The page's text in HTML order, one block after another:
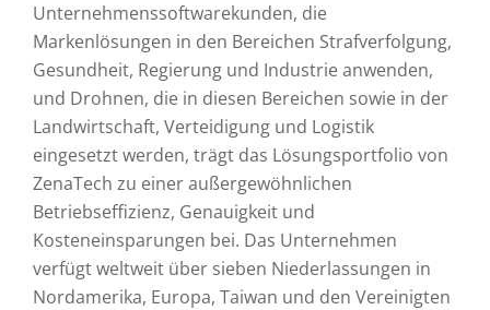
Unternehmenssoftwarekunden, die
Markenlösungen in den Bereichen Strafverfolgung,
Gesundheit, Regierung und Industrie anwenden,
und Drohnen, die in diesen Bereichen sowie in der
Landwirtschaft, Verteidigung und Logistik
eingesetzt werden, trägt das Lösungsportfolio von
ZenaTech zu einer außergewöhnlichen
Betriebseffizienz, Genauigkeit und
Kosteneinsparungen bei. Das Unternehmen
verfügt weltweit über sieben Niederlassungen in
Nordamerika, Europa, Taiwan und den Vereinigten